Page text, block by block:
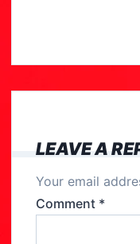
LEAVE A
Your email
Comment *